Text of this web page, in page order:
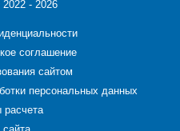
2022 - 2026
соглашение
сайтом
персональных данных